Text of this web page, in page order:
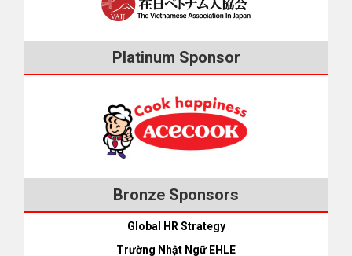
Platinum Sponsor
Bronze Sponsors
Global HR Strategy
Trường Nhật Ngữ EHLE